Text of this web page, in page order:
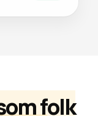
folk